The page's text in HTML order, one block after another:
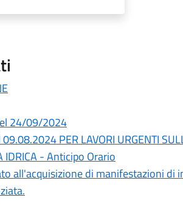
24/09/2024
PER LAVORI URGENTI
IDRICA - Anticipo Orario
all'acquisizione di manifestazioni di